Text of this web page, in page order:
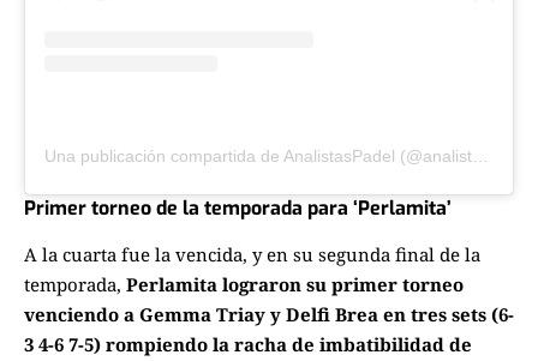
Primer torneo de la temporada para ‘Perlamita’
A la cuarta fue la vencida, y en su segunda final de la
temporada, Perlamita lograron su primer torneo
venciendo a Gemma Triay y Delfi Brea en tres sets (6-
3 4-6 7-5) rompiendo la racha de imbatibilidad de